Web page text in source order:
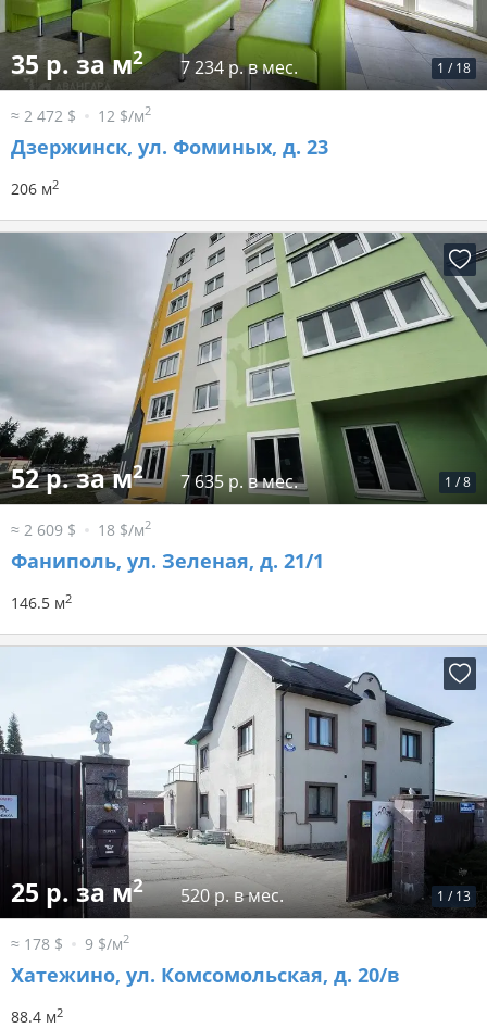
1 / 18
35 р. за м2 7 234 р. в мес.
≈ 2 472 $ 12 $/м2
Дзержинск, ул. Фоминых, д. 23
206 м2
1 /8
52 р. за м2 7 635 р. в мес.
≈ 2 609 $ 18 $/м2
Фаниполь, ул. Зеленая, д. 21/1
146.5 м2
1 / 13
25 р. за м2 520 р. в мес.
≈ 178 $ 9 $/м2
Хатежино, ул. Комсомольская, д. 20/в
88.4 м2